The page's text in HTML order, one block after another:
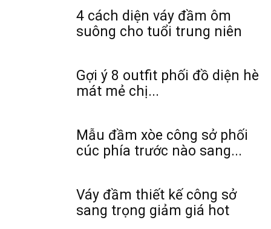
4 cách diện váy đầm ôm
suông cho tuổi trung niên
Gợi ý 8 outfit phối đồ diện hè
mát mẻ chị...
Mẫu đầm xòe công sở phối
cúc phía trước nào sang...
Váy đầm thiết kế công sở
sang trọng giảm giá hot